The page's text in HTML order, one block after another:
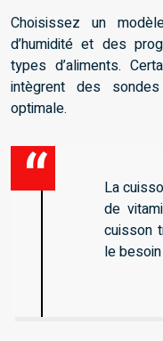
Choisissez un
d’humidité et des
types d’aliments.
intègrent des
optimale.
La
de
cuisson
le